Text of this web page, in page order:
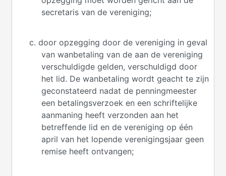
secretaris van de vereniging;
c. door opzegging door de vereniging in geval
van wanbetaling van de aan de vereniging
verschuldigde gelden, verschuldigd door
het lid. De wanbetaling wordt geacht te zijn
geconstateerd nadat de penningmeester
een betalingsverzoek en een schriftelijke
aanmaning heeft verzonden aan het
betreffende lid en de vereniging op één
april van het lopende verenigingsjaar geen
remise heeft ontvangen;